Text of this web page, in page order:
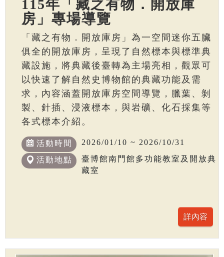
115年「藏之有物．開放庫
房」專場導覽
「藏之有物．開放庫房」為一空間迷你五臟
俱全的開放庫房，呈現了自然標本與標準典
藏設施，將典藏後臺轉為主場亮相，觀眾可
以快速了解自然史博物館的典藏功能及需
求，內容涵蓋開放庫房空間導覽，臘葉、剝
製、針插、浸液標本，與岩礦、化石採集等
各式標本介紹。
活動時間 2026/01/10 ~ 2026/10/31
活動地點
臺博館南門館多功能教室及開放典
藏室